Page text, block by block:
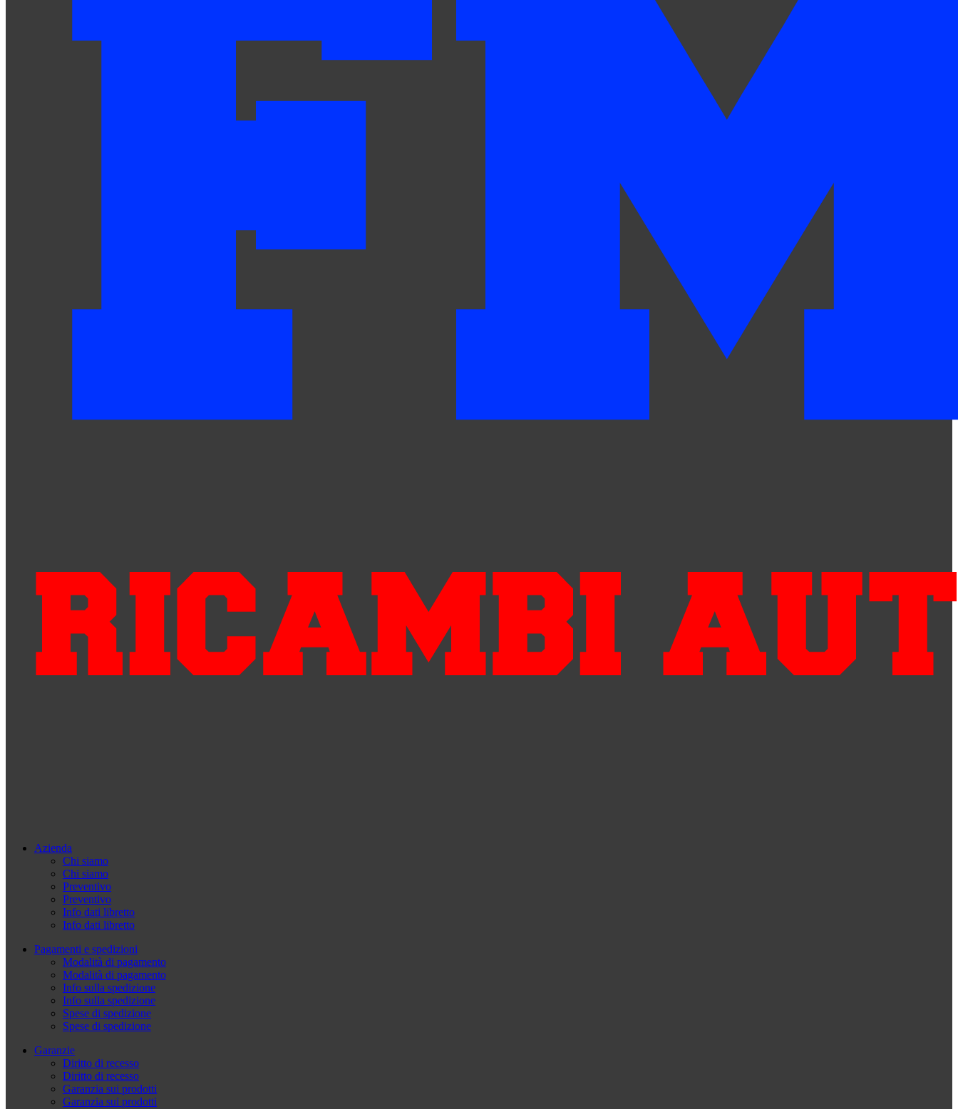
Azienda
Chi siamo
Chi siamo
Preventivo
Preventivo
Info dati libretto
Info dati libretto
Pagamenti e spedizioni
Modalità di pagamento
Modalità di pagamento
Info sulla spedizione
Info sulla spedizione
Spese di spedizione
Spese di spedizione
Garanzie
Diritto di recesso
Diritto di recesso
Garanzia sui prodotti
Garanzia sui prodotti